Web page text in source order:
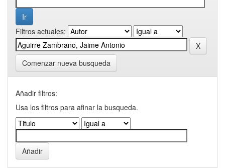
Filtros actuales:
Comenzar nueva busqueda
Añadir filtros:
Usa los filtros para afinar la busqueda.